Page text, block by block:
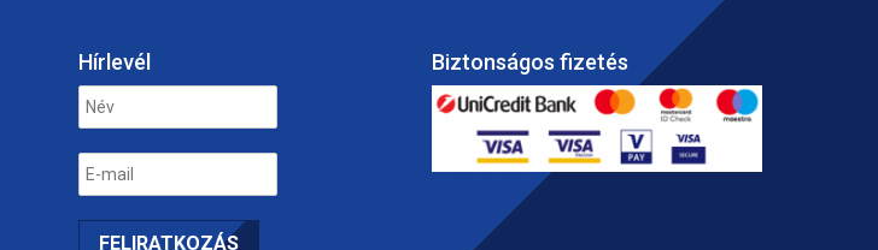
Hírlevél Biztonságos fizetés